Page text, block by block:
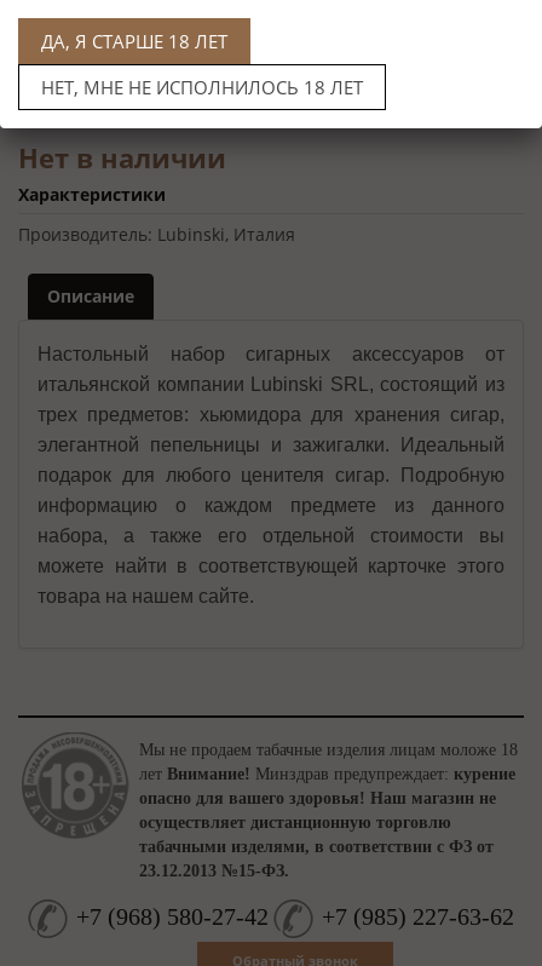
Нет в наличии
Характеристики
Производитель: Lubinski, Италия
Описание
Настольный набор сигарных аксессуаров от
итальянской компании Lubinski SRL, состоящий из
трех предметов: хьюмидора для хранения сигар,
элегантной пепельницы и зажигалки. Идеальный
подарок для любого ценителя сигар. Подробную
информацию о каждом предмете из данного
набора, а также его отдельной стоимости вы
можете найти в соответствующей карточке этого
товара на нашем сайте.
Мы не продаем табачные изделия лицам моложе 18
лет Внимание! Минздрав предупреждает: курение
опасно для вашего здоровья! Наш магазин не
осуществляет дистанционную торговлю
табачными изделями, в соответствии с ФЗ от
23.12.2013 №15-ФЗ.
+7 (968) 580-27-42 +7 (985) 227-63-62
Обратный звонок
ДА, Я СТАРШЕ 18 ЛЕТ
НЕТ, МНЕ НЕ ИСПОЛНИЛОСЬ 18 ЛЕТ